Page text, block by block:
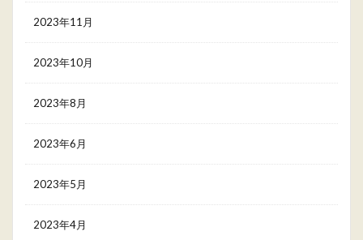
2023年11月
2023年10月
2023年8月
2023年6月
2023年5月
2023年4月